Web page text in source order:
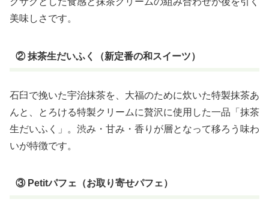
美味しさです。
② 抹茶生だいふく（新定番の和スイーツ）
石臼で挽いた宇治抹茶を、大福のために炊いた特製抹茶あ
んと、とろける特製クリームに贅沢に使用した一品「抹茶
生だいふく」。渋み・甘み・香りが層となって移ろう味わ
いが特徴です。
③ Petitパフェ（お取り寄せパフェ）